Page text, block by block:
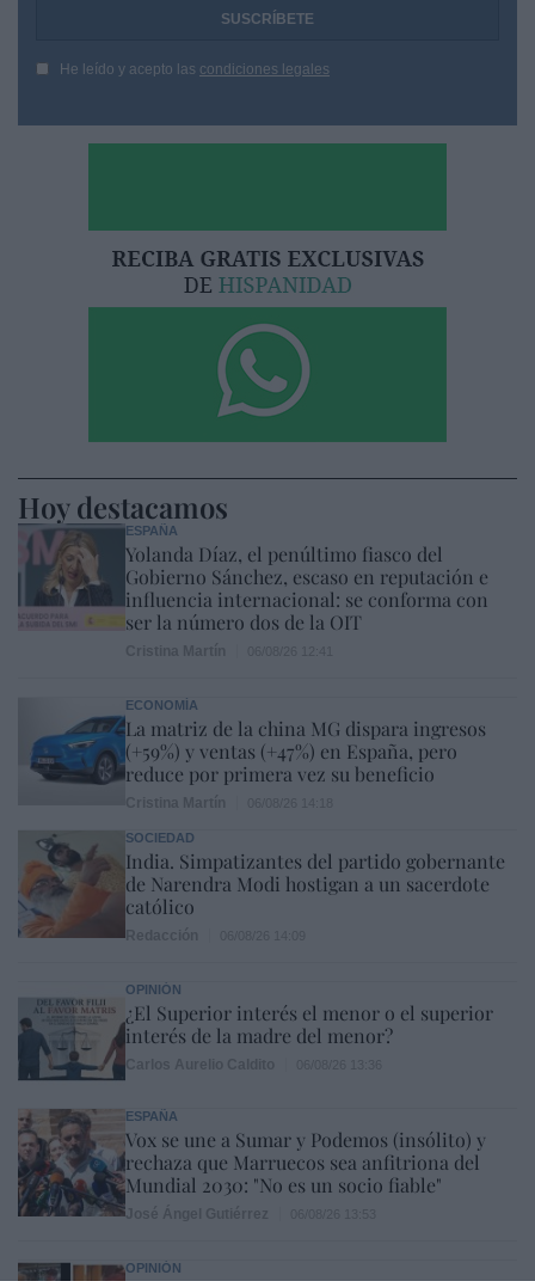
He leído y acepto las condiciones legales
Hoy destacamos
ESPAÑA
Yolanda Díaz, el penúltimo fiasco del
Gobierno Sánchez, escaso en reputación e
influencia internacional: se conforma con
ser la número dos de la OIT
ECONOMÍA
La matriz de la china MG dispara ingresos
(+59%) y ventas (+47%) en España, pero
reduce por primera vez su beneficio
SOCIEDAD
India. Simpatizantes del partido gobernante
de Narendra Modi hostigan a un sacerdote
católico
OPINIÓN
¿El Superior interés el menor o el superior
interés de la madre del menor?
ESPAÑA
Vox se une a Sumar y Podemos (insólito) y
rechaza que Marruecos sea anfitriona del
Mundial 2030: "No es un socio fiable"
OPINIÓN